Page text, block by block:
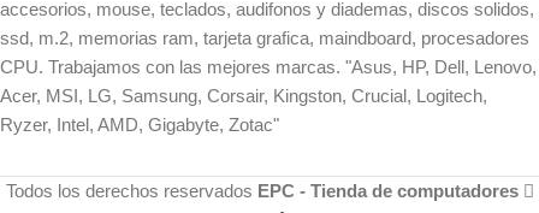
Todos los derechos reservados EPC - Tienda de computadores